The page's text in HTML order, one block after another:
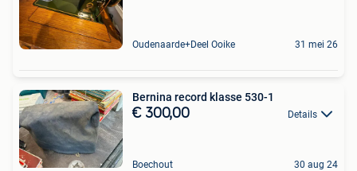
Oudenaarde+Deel Ooike 31 mei 26
Bernina record klasse 530-1
€ 300,00 Details
Boechout 30 aug 24